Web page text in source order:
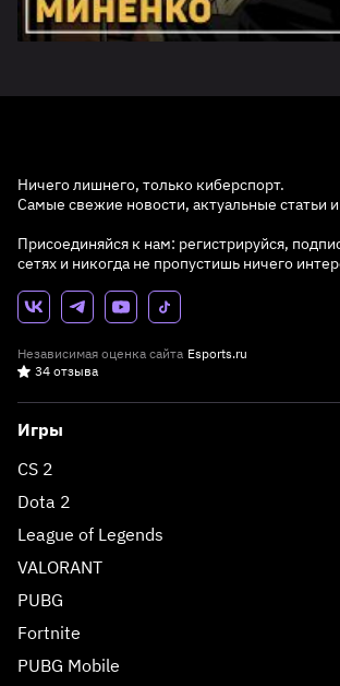
Ничего лишнего, только киберспорт.
Самые свежие новости, актуальные статьи
Присоединяйся к нам: регистрируйся,
сетях и никогда не пропустишь ничего
Независимая оценка сайта Esports.ru
34 отзыва
Игры
CS 2
Dota 2
League of Legends
VALORANT
PUBG
Fortnite
PUBG Mobile